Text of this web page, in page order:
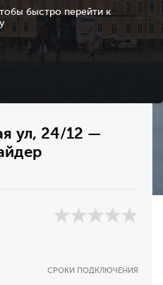
быстро перейти к
ул, 24/12 —
СРОКИ ПОДКЛЮЧЕНИЯ